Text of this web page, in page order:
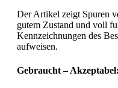
Der Artikel zeigt Spuren
gutem Zustand und voll
Kennzeichnungen des
aufweisen.
Gebraucht – Akzeptabel: